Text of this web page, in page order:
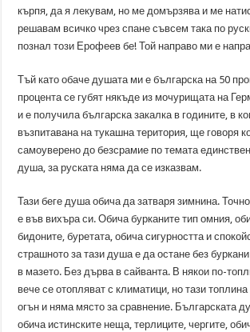
кърпя, да я лекувам, но ме домързява и ме
решавам всичко чрез спане съвсем така по
познал този Ерофеев бе! Той направо ми е
Тъй като обаче душата ми е българска на 50
процента се губят някъде из мочурищата на
и е получила българска закалка в годините, в
възпитавана на тукашна територия, ще говоря
самоуверено до безсрамие по темата
душа, за руската няма да се изказвам.
Тази беге душа обича да затваря зимнина.
е във вихъра си. Обича бурканите тип омния,
бидоните, буретата, обича сигурността и
страшното за тази душа е да остане без
в мазето. Без дърва в сайванта. В някои по-
вече се отопляват с климатици, но тази
огън и няма място за сравнение. Българската
обича истинските неща, терлиците, чергите,